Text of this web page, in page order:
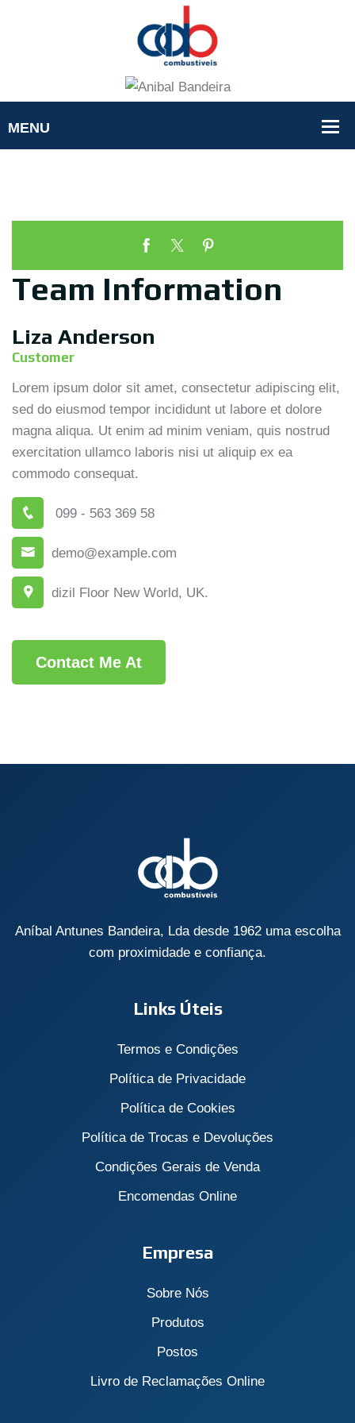
Team Information
Liza Anderson
Customer
Lorem ipsum dolor sit amet, consectetur adipiscing elit,
sed do eiusmod tempor incididunt ut labore et dolore
magna aliqua. Ut enim ad minim veniam, quis nostrud
exercitation ullamco laboris nisi ut aliquip ex ea
commodo consequat.
099 - 563 369 58
demo@example.com
dizil Floor New World, UK.
Contact Me At
Aníbal Antunes Bandeira, Lda desde 1962 uma escolha
com proximidade e confiança.
Links Úteis
Termos e Condições
Política de Privacidade
Política de Cookies
Política de Trocas e Devoluções
Condições Gerais de Venda
Encomendas Online
Empresa
Sobre Nós
Produtos
Postos
Livro de Reclamações Online